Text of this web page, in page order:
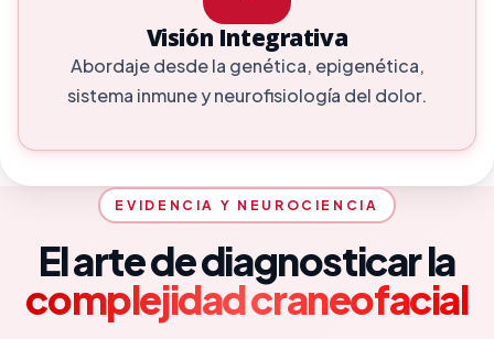
Visión Integrativa
Abordaje desde la genética, epigenética,
sistema inmune y neurofisiología del dolor.
EVIDENCIA Y NEUROCIENCIA
El arte de diagnosticar la
complejidad craneofacial